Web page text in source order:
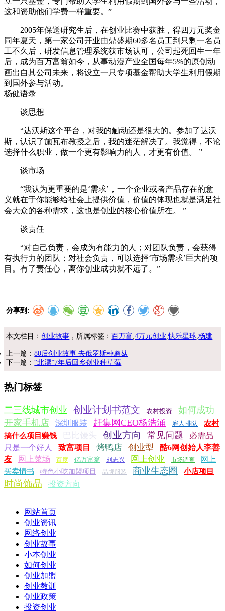
这和资助他们学费一样重要。”
2005年保送研究生后，在创业比赛中获胜，得四万元奖金
同年夏天，第一家公司开业由鼎盛期60多名员工到只剩一名员
工不久后，研发信息管理系统获市场认可，公司起死回生一年
后，成为百万富翁如今，从事动漫产业全国每年5%的原创动
画出自其公司未来，将设立一只专项基金帮助大学生利用假期
到国外参与活动。
杨健语录
谈思想
“达沃斯这个平台，对我的触动还是很大的。参加了达沃
斯，认识了施瓦布教授之后，我的迷茫解决了。我觉得，不论
选择什么职业，做一个更有影响力的人，才更有价值。 ”
谈市场
“我认为更重要的是‘需求’，一个企业或者产品存在的意
义就在于你能够给社会上提供价值，价值的体现也就是满足社
会大众的各种需求，这也是创业的核心价值所在。 ”
谈责任
“对自己负责，会成为有能力的人；对团队负责，会获得
有执行力的团队；对社会负责，可以选择‘市场需求’巨大的项
目。有了责任心，离你创业成功就不远了。”
分享到:
本文栏目：创业故事 ，所属标签：百万富 ,4万元创业 ,快乐星球 ,杨建
上一篇：80后创业故事 去俄罗斯种蘑菇
下一篇：“北漂”7年后回乡创业种草莓
热门标签
二三线城市创业 创业计划书范文 农村投资
如何成功
开家手机店
深圳服装 赶集网CEO杨浩涌 雇人排队
农村
搞什么项目赚钱
创业方向 常见问题
必需品
只是一个好人
致富项目 烤鸭店 创业型
酷6网创始人李善
友
网上菜场 百度 亿万富翁 刘志兴 网上创业 市场调查
网上
买卖情书
特色小吃加盟项目 品牌服装 商业生态圈 小店项目
时尚饰品 投资方向
网站首页
创业资讯
网络创业
创业故事
小本创业
如何创业
创业加盟
创业教训
创业政策
投资创业